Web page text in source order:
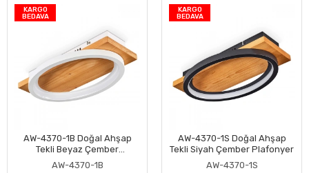
KARGO
BEDAVA
Sepete Ekle
AW-4370-1B Doğal Ahşap
Tekli Beyaz Çember
Plafonyer
AW-4370-1B
KARGO
BEDAVA
Sepete Ekle
AW-4370-1S Doğal Ahşap
Tekli Siyah Çember Plafonyer
AW-4370-1S